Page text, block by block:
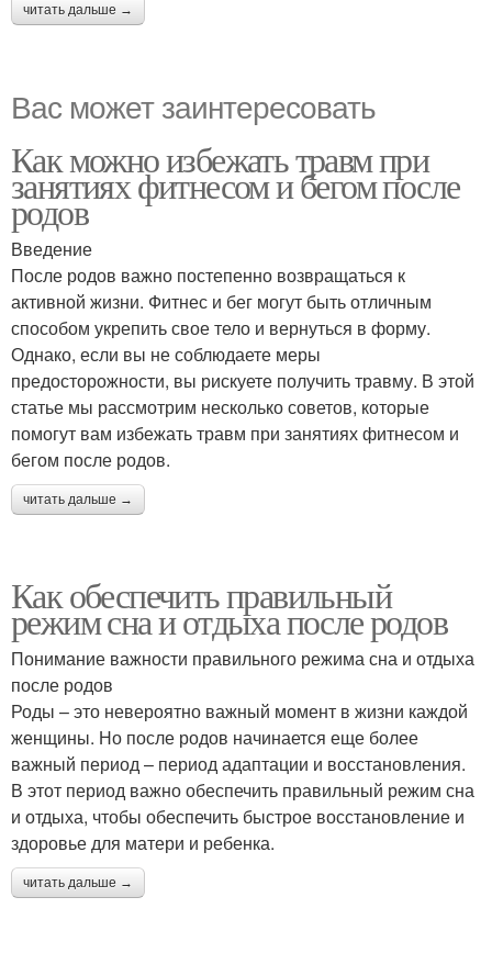
читать дальше →
Вас может заинтересовать
Как можно избежать травм при
занятиях фитнесом и бегом после
родов
Введение
После родов важно постепенно возвращаться к
активной жизни. Фитнес и бег могут быть отличным
способом укрепить свое тело и вернуться в форму.
Однако, если вы не соблюдаете меры
предосторожности, вы рискуете получить травму. В этой
статье мы рассмотрим несколько советов, которые
помогут вам избежать травм при занятиях фитнесом и
бегом после родов.
читать дальше →
Как обеспечить правильный
режим сна и отдыха после родов
Понимание важности правильного режима сна и отдыха
после родов
Роды – это невероятно важный момент в жизни каждой
женщины. Но после родов начинается еще более
важный период – период адаптации и восстановления.
В этот период важно обеспечить правильный режим сна
и отдыха, чтобы обеспечить быстрое восстановление и
здоровье для матери и ребенка.
читать дальше →